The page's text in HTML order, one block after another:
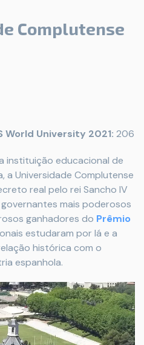
Complutense
World University 2021: 206
instituição educacional de
a Universidade Complutense
real pelo rei Sancho IV
mais poderosos
ganhadores do Prêmio
estudaram por lá e a
histórica com o
espanhola.